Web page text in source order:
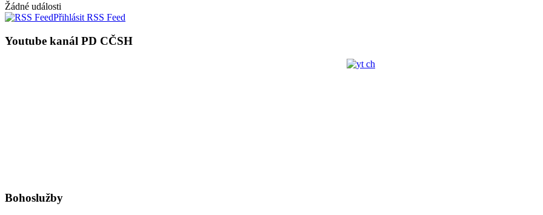
Žádné události
Přihlásit RSS Feed
Youtube kanál PD CČSH
Bohoslužby